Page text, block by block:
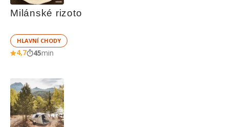
Milánské rizoto
HLAVNÍ CHODY
4,7 45min